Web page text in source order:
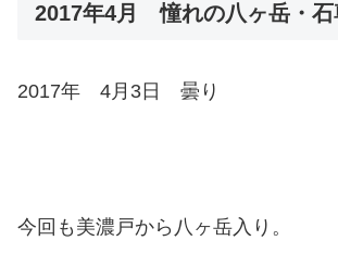
2017年4月 憧れの八ヶ岳・石
2017年 4月3日 曇り
今回も美濃戸から八ヶ岳入り。